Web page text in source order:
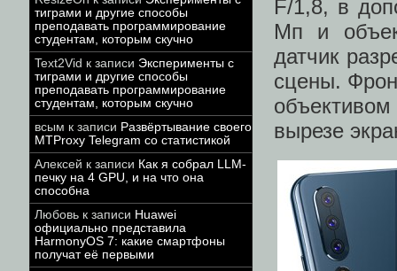
тиграми и другие способы
преподавать программирование
студентам, которым скучно
Text2Vid к записи Эксперименты с
тиграми и другие способы
преподавать программирование
студентам, которым скучно
всым к записи Развёртывание своего
MTProxy Telegram со статистикой
Алексей к записи Как я собрал LLM-
печку на 4 GPU, и на что она
способна
Любовь к записи Huawei
официально представила
HarmonyOS 7: какие смартфоны
получат её первыми
F/1,8, в
Мп и
датчик
сцены.
вырезе